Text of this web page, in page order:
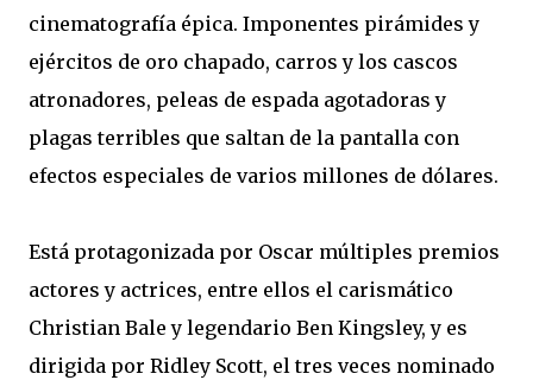
cinematografía épica. Imponentes pirámides y
ejércitos de oro chapado, carros y los cascos
atronadores, peleas de espada agotadoras y
plagas terribles que saltan de la pantalla con
efectos especiales de varios millones de dólares.
Está protagonizada por Oscar múltiples premios
actores y actrices, entre ellos el carismático
Christian Bale y legendario Ben Kingsley, y es
dirigida por Ridley Scott, el tres veces nominado